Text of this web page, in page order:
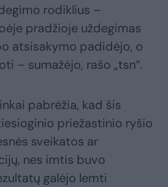
rodiklius –
pradžioje uždegimas
atsisakymo padidėjo, o
– sumažėjo, rašo „tsn“.
pabrėžia, kad šis
priežastinio ryšio
sveikatos ar
nes imtis buvo
galėjo lemti